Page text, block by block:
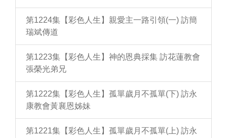
第1224集【彩色人生】親愛主一路引領(一) 訪簡
瑞斌傳道
第1223集【彩色人生】神的恩典採集 訪花蓮教會
張榮光弟兄
第1222集【彩色人生】孤單歲月不孤單(下) 訪永
康教會黃襄恩姊妹
第1221集【彩色人生】孤單歲月不孤單(上) 訪永